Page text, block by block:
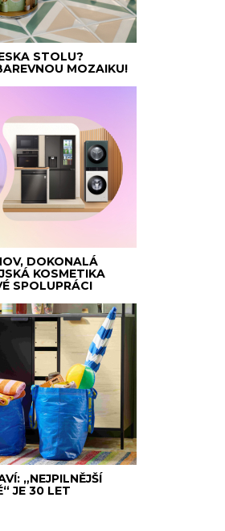
STOLU?
MOZAIKU!
DOKONALÁ
KOSMETIKA
SPOLUPRÁCI
„NEJPILNĚJŠÍ
JE 30 LET